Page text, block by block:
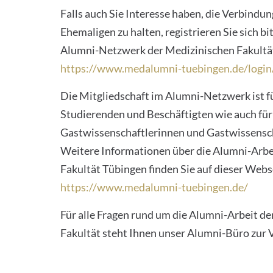
Falls auch Sie Interesse haben, die
Ehemaligen zu halten, registrieren Sie sich
Alumni-Netzwerk der Medizinischen
https://www.medalumni-tuebingen.de/
Die Mitgliedschaft im Alumni-Netzwerk ist
Studierenden und Beschäftigten wie auch
Gastwissenschaftlerinnen und
Weitere Informationen über die Alumni-
Fakultät Tübingen finden Sie auf dieser
https://www.medalumni-tuebingen.de/
Für alle Fragen rund um die Alumni-Arbeit
Fakultät steht Ihnen unser Alumni-Büro zur